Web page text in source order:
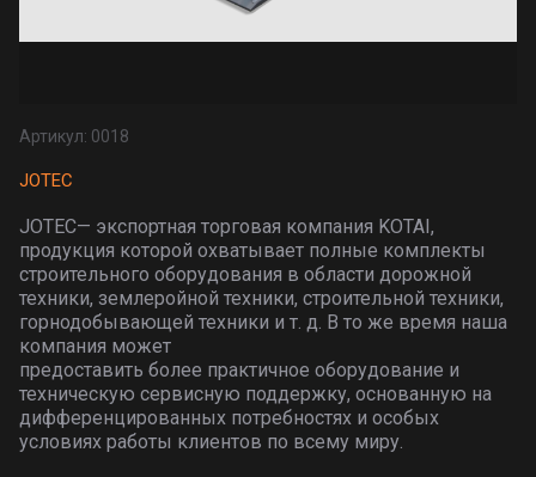
Артикул: 0018
JOTEC
JOTEC— экспортная торговая компания KOTAI,
продукция которой охватывает полные комплекты
строительного оборудования в области дорожной
техники, землеройной техники, строительной техники,
горнодобывающей техники и т. д. В то же время наша
компания может
предоставить более практичное оборудование и
техническую сервисную поддержку, основанную на
дифференцированных потребностях и особых
условиях работы клиентов по всему миру.